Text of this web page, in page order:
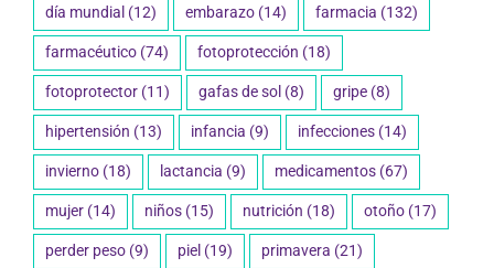
día mundial (12) embarazo (14) farmacia (132)
farmacéutico (74) fotoprotección (18)
fotoprotector (11) gafas de sol (8) gripe (8)
hipertensión (13) infancia (9) infecciones (14)
invierno (18) lactancia (9) medicamentos (67)
mujer (14) niños (15) nutrición (18) otoño (17)
perder peso (9) piel (19) primavera (21)